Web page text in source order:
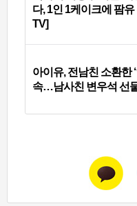
다, 1인 1케이크에 팜유
TV]
아이유, 전남친 소환한
속…남사친 변우석 선